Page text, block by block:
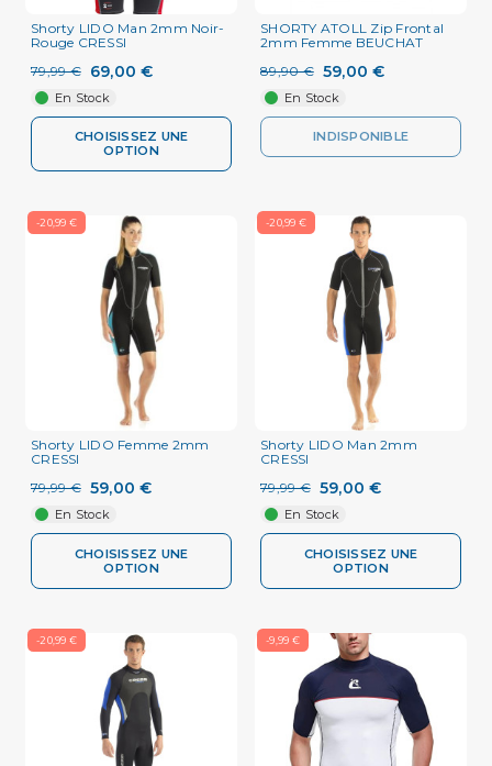
Shorty LIDO Man 2mm Noir-
Rouge CRESSI
79,99 €
69,00 €
En Stock
CHOISISSEZ UNE
OPTION
SHORTY ATOLL Zip Frontal
2mm Femme BEUCHAT
89,90 € 59,00 €
En Stock
INDISPONIBLE
-20,99 €
Shorty LIDO Femme 2mm
CRESSI
79,99 € 59,00 €
En Stock
CHOISISSEZ UNE
OPTION
-20,99 €
Shorty LIDO Man 2mm
CRESSI
79,99 € 59,00 €
En Stock
CHOISISSEZ UNE
OPTION
-20,99 € -9,99 €